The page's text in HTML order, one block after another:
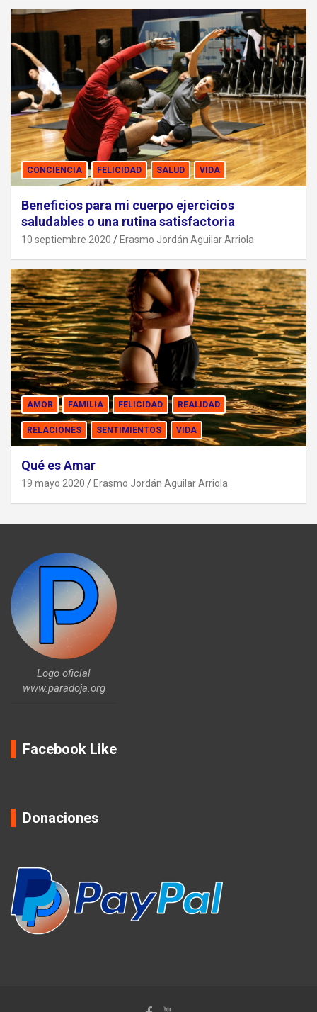
CONCIENCIA FELICIDAD SALUD VIDA
Beneficios para mi cuerpo ejercicios
saludables o una rutina satisfactoria
10 septiembre 2020 Erasmo Jordán Aguilar Arriola
AMOR FAMILIA FELICIDAD REALIDAD
RELACIONES SENTIMIENTOS VIDA
Qué es Amar
19 mayo 2020 Erasmo Jordán Aguilar Arriola
Logo oficial
www.paradoja.org
Facebook Like
Donaciones